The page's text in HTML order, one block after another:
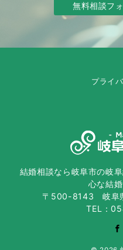
無料相談フ
プライ
結婚相談なら岐阜市の岐
心な結
〒500-8143 岐阜
TEL：